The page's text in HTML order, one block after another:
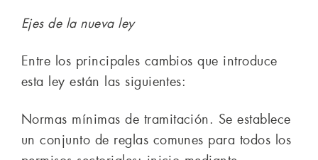
Ejes de la nueva ley
Entre los principales cambios que introduce
esta ley están las siguientes:
Normas mínimas de tramitación. Se establece
un conjunto de reglas comunes para todos los